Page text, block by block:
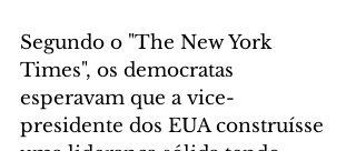
Segundo o "The New York
Times", os democratas
esperavam que a vice-
presidente dos EUA construísse